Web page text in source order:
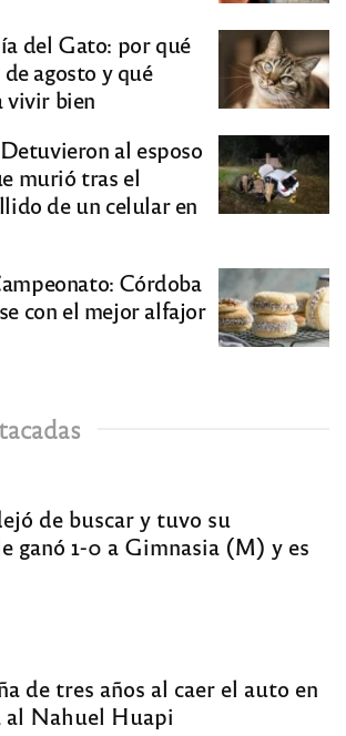
del Gato: por qué
agosto y qué
vivir bien
Detuvieron al esposo
murió tras el
de un celular en
Córdoba
con el mejor alfajor
de buscar y tuvo su
ganó 1-0 a Gimnasia (M) y es
de tres años al caer el auto en
al Nahuel Huapi